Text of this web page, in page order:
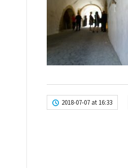
2018-07-07 at 16:33